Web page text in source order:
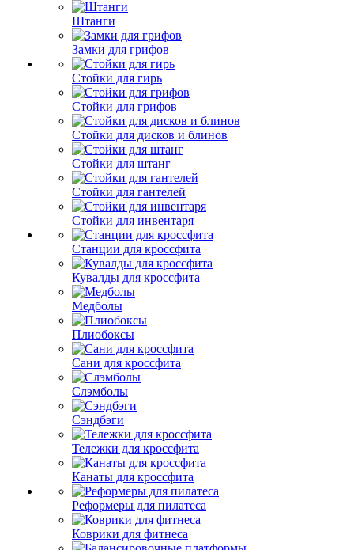
Штанги
Замки для грифов
Стойки для гирь
Стойки для грифов
Стойки для дисков и блинов
Стойки для штанг
Стойки для гантелей
Стойки для инвентаря
Станции для кроссфита
Кувалды для кроссфита
Медболы
Плиобоксы
Сани для кроссфита
Слэмболы
Сэндбэги
Тележки для кроссфита
Канаты для кроссфита
Реформеры для пилатеса
Коврики для фитнеса